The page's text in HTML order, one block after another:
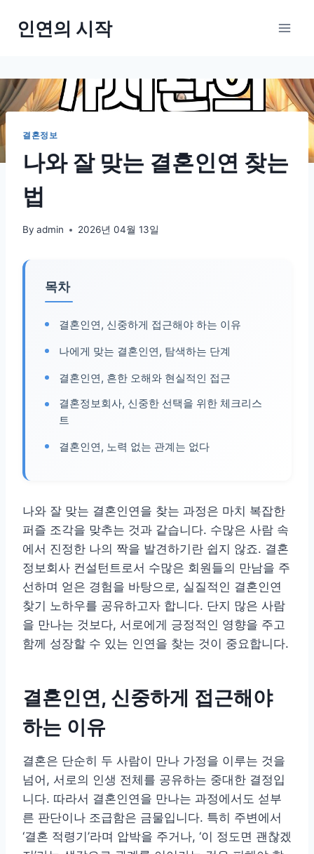
인연의 시작
결혼정보
나와 잘 맞는 결혼인연 찾는
법
By admin 2026년 04월 13일
목차
결혼인연, 신중하게 접근해야 하는 이유
나에게 맞는 결혼인연, 탐색하는 단계
결혼인연, 흔한 오해와 현실적인 접근
결혼정보회사, 신중한 선택을 위한 체크리스
트
결혼인연, 노력 없는 관계는 없다
나와 잘 맞는 결혼인연을 찾는 과정은 마치 복잡한
퍼즐 조각을 맞추는 것과 같습니다. 수많은 사람 속
에서 진정한 나의 짝을 발견하기란 쉽지 않죠. 결혼
정보회사 컨설턴트로서 수많은 회원들의 만남을 주
선하며 얻은 경험을 바탕으로, 실질적인 결혼인연
찾기 노하우를 공유하고자 합니다. 단지 많은 사람
을 만나는 것보다, 서로에게 긍정적인 영향을 주고
함께 성장할 수 있는 인연을 찾는 것이 중요합니다.
결혼인연, 신중하게 접근해야
하는 이유
결혼은 단순히 두 사람이 만나 가정을 이루는 것을
넘어, 서로의 인생 전체를 공유하는 중대한 결정입
니다. 따라서 결혼인연을 만나는 과정에서도 섣부
른 판단이나 조급함은 금물입니다. 특히 주변에서
‘결혼 적령기’라며 압박을 주거나, ‘이 정도면 괜찮겠